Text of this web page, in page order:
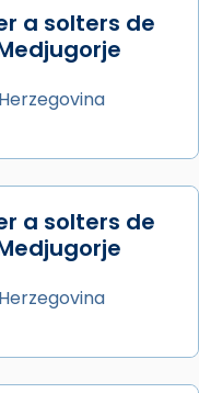
cardenal Joan
missa i l’ha
Barcelona,
a solters de
a solters de